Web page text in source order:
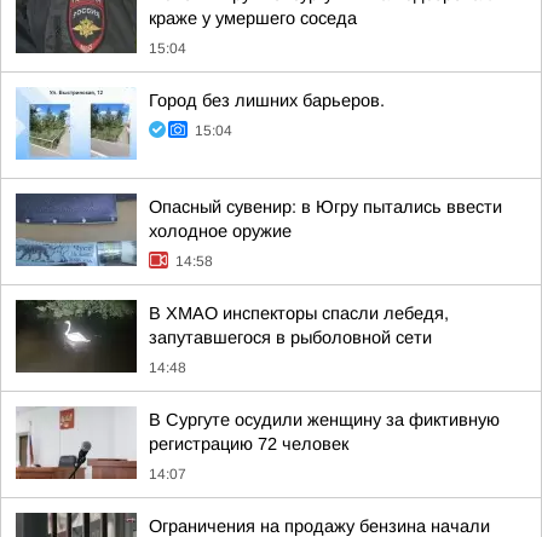
краже у умершего соседа
15:04
Город без лишних барьеров.
15:04
Опасный сувенир: в Югру пытались ввести
холодное оружие
14:58
В ХМАО инспекторы спасли лебедя,
запутавшегося в рыболовной сети
14:48
В Сургуте осудили женщину за фиктивную
регистрацию 72 человек
14:07
Ограничения на продажу бензина начали